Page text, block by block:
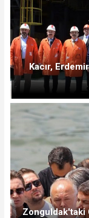
Kacır,
Zonguldak'taki